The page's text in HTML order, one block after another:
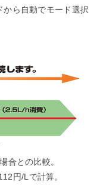
ら自動でモード選択
との比較。
円/Lで計算。